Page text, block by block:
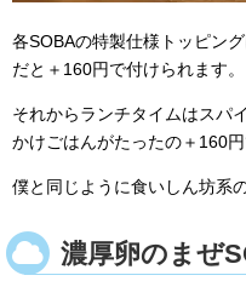
各SOBAの特製仕様トッピン
だと＋160円で付けられます。
それからランチタイムはスパ
かけごはんがたったの＋160
僕と同じように食いしん坊系
濃厚卵のまぜ